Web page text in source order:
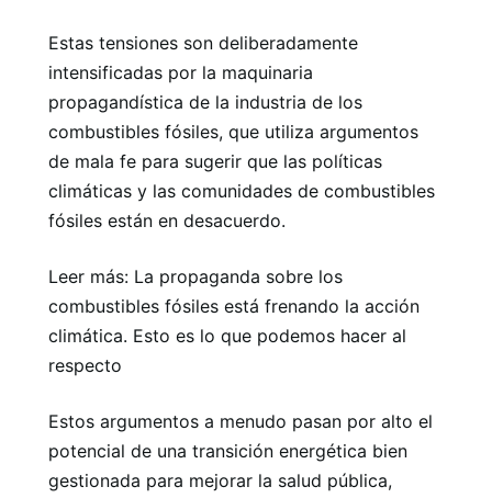
Estas tensiones son deliberadamente
intensificadas por la maquinaria
propagandística de la industria de los
combustibles fósiles, que utiliza argumentos
de mala fe para sugerir que las políticas
climáticas y las comunidades de combustibles
fósiles están en desacuerdo.
Leer más: La propaganda sobre los
combustibles fósiles está frenando la acción
climática. Esto es lo que podemos hacer al
respecto
Estos argumentos a menudo pasan por alto el
potencial de una transición energética bien
gestionada para mejorar la salud pública,